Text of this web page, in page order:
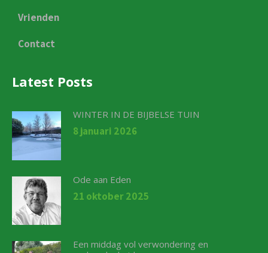
Vrienden
Contact
Latest Posts
WINTER IN DE BIJBELSE TUIN
8 januari 2026
Ode aan Eden
21 oktober 2025
Een middag vol verwondering en